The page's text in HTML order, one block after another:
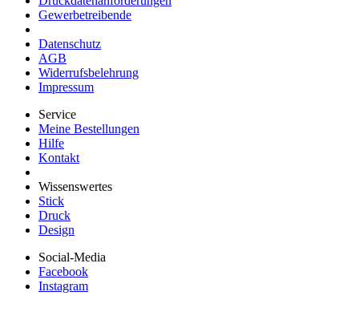
Gewerbetreibende
Datenschutz
AGB
Widerrufsbelehrung
Impressum
Service
Meine Bestellungen
Hilfe
Kontakt
Wissenswertes
Stick
Druck
Design
Social-Media
Facebook
Instagram